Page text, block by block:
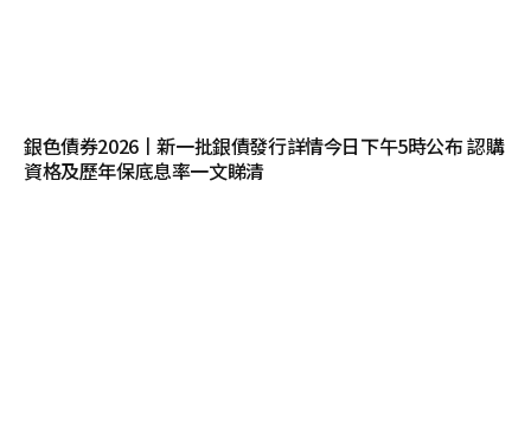
銀色債券2026丨新一批銀債發行詳情今日下午5時公布 認購
資格及歷年保底息率一文睇清